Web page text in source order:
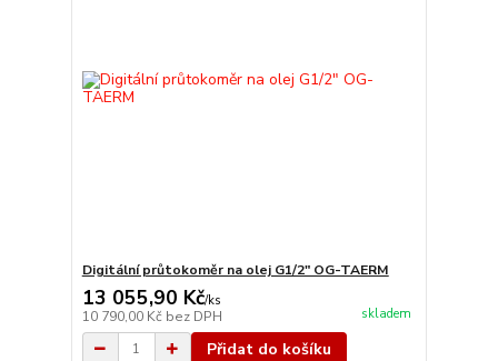
Digitální průtokoměr na olej G1/2" OG-TAERM
13 055,90 Kč/ks
10 790,00 Kč bez DPH skladem
Přidat do košíku